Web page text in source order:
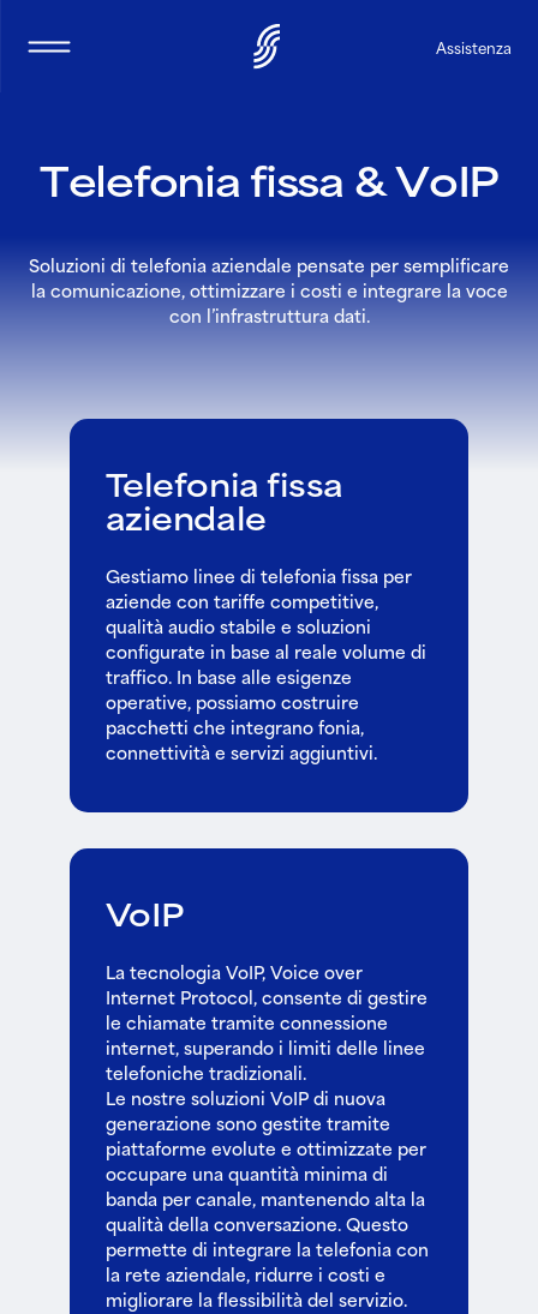
Assistenza
Telefoniafissa &VoIP
Soluzioni di telefonia aziendale pensate per semplificare
la comunicazione, ottimizzare i costi e integrare la voce
con l’infrastruttura dati.
Telefonia fissa
aziendale
Gestiamo linee di telefonia fissa per
aziende con tariffe competitive,
qualità audio stabile e soluzioni
configurate in base al reale volume di
traffico. In base alle esigenze
operative, possiamo costruire
pacchetti che integrano fonia,
connettività e servizi aggiuntivi.
VoIP
La tecnologia VoIP, Voice over
Internet Protocol, consente di gestire
le chiamate tramite connessione
internet, superando i limiti delle linee
telefoniche tradizionali.
Le nostre soluzioni VoIP di nuova
generazione sono gestite tramite
piattaforme evolute e ottimizzate per
occupare una quantità minima di
banda per canale, mantenendo alta la
qualità della conversazione. Questo
permette di integrare la telefonia con
la rete aziendale, ridurre i costi e
migliorare la flessibilità del servizio.